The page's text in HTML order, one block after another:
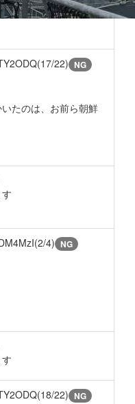
22) NG
たのは、お前ら朝鮮
4) NG
22) NG